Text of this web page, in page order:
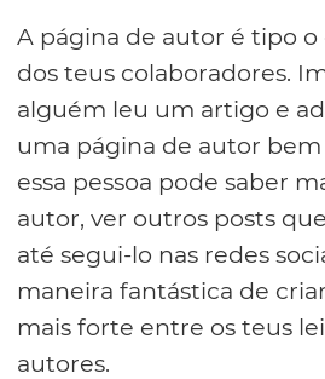
A página de autor é tipo o
dos teus colaboradores.
alguém leu um artigo e
uma página de autor
essa pessoa pode saber
autor, ver outros posts
até segui-lo nas redes
maneira fantástica de
mais forte entre os teus
autores.